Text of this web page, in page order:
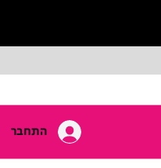
התחבר